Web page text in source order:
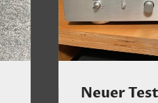
Neuer